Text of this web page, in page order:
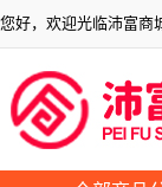
您好，欢迎光临沛富商